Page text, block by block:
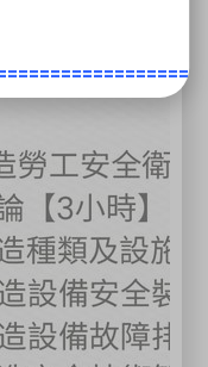
固定式起重
，歡迎諮詢03-